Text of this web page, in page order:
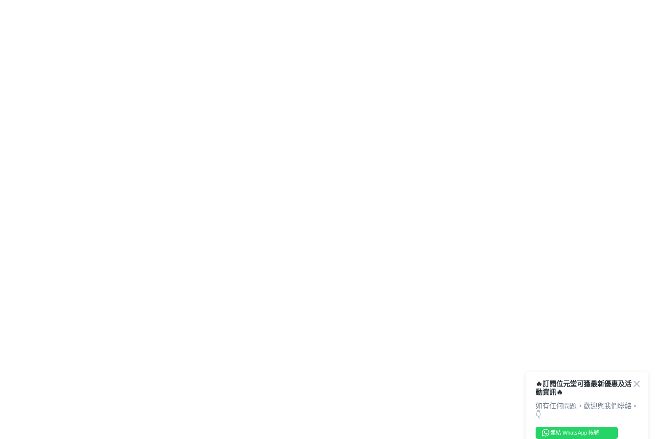
🔥訂閱位元堂可獲最新優惠及活
動資訊🔥
如有任何問題，歡迎與我們聯絡。
👇
連結 WhatsApp 帳號